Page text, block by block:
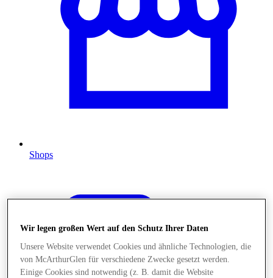
Shops
Wir legen großen Wert auf den Schutz Ihrer Daten
Unsere Website verwendet Cookies und ähnliche Technologien, die
von McArthurGlen für verschiedene Zwecke gesetzt werden.
Einige Cookies sind notwendig (z. B. damit die Website